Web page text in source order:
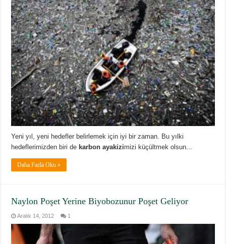
Yeni yıl, yeni hedefler belirlemek için iyi bir zaman. Bu yılki
hedeflerimizden biri de karbon ayakizimizi küçültmek olsun...
Daha Fazla Oku »
Naylon Poşet Yerine Biyobozunur Poşet Geliyor
Aralık 14, 2012 1